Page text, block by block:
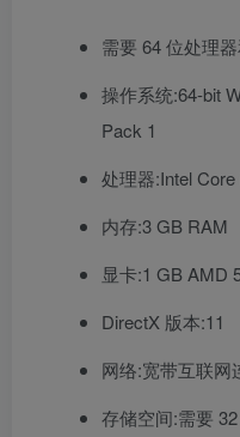
需要 64 位处理
操作系统:64-bit
Pack 1
处理器:Intel
内存:3 GB RAM
显卡:1 GB AMD
DirectX 版本:11
网络:宽带互联网
存储空间:需要